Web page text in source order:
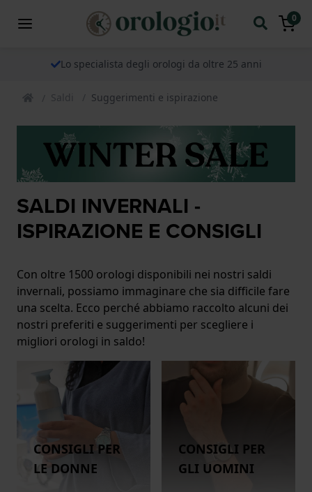
0
Lo specialista degli orologi da oltre 25 anni
Saldi Suggerimenti e ispirazione
SALDI INVERNALI -
ISPIRAZIONE E CONSIGLI
Con oltre 1500 orologi disponibili nei nostri saldi
invernali, possiamo immaginare che sia difficile fare
una scelta. Ecco perché abbiamo raccolto alcuni dei
nostri preferiti e suggerimenti per scegliere i
migliori orologi in saldo!
CONSIGLI PER
LE DONNE
CONSIGLI PER
GLI UOMINI